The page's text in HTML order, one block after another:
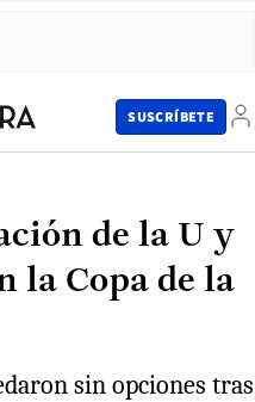
SUSCRÍBETE
de la U y
la Copa de la
sin opciones tras